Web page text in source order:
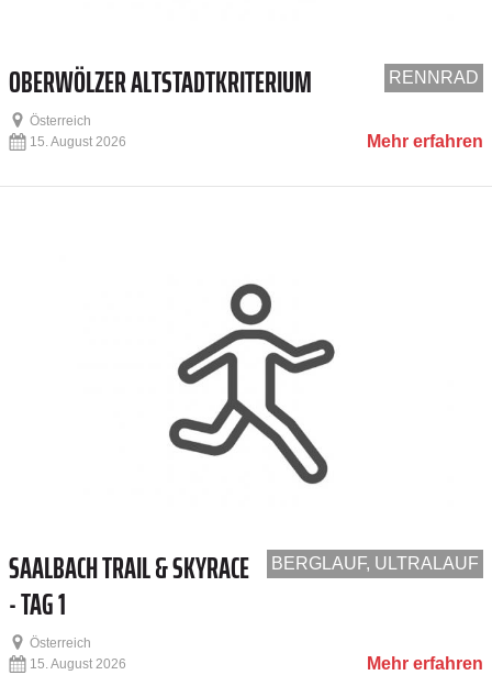
RENNRAD
OBERWÖLZER ALTSTADTKRITERIUM
Österreich
Mehr erfahren
15. August 2026
BERGLAUF, ULTRALAUF
SAALBACH TRAIL & SKYRACE
- TAG 1
Österreich
Mehr erfahren
15. August 2026